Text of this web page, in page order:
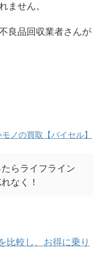
ません。
良品回収業者さんが
ノの買取【バイセル】
らライフライン
なく！
比較し、お得に乗り